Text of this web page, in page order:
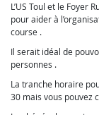
L’US Toul et le Foyer
pour aider à
course .
Il serait idéal de
personnes .
La tranche horaire
30 mais vous pouvez